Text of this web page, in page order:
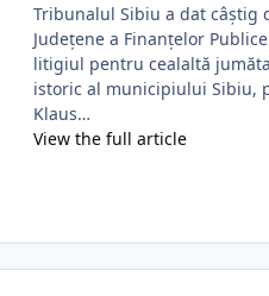
Tribunalul Sibiu a dat câștig
Județene a Finanțelor
litigiul pentru cealaltă
istoric al municipiului Sibiu,
Klaus…
View the full article